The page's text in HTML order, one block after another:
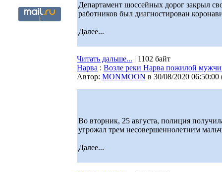
Департамент шоссейных дорог закрыл
работников был диагностирован
Далее...
Читать дальше... | 1102 байт
Нарва : Возле реки Нарва пожилой
Автор: MONMOON в 30/08/2020 06:50:00
Во вторник, 25 августа, полиция
угрожал трем несовершеннолетним
Далее...